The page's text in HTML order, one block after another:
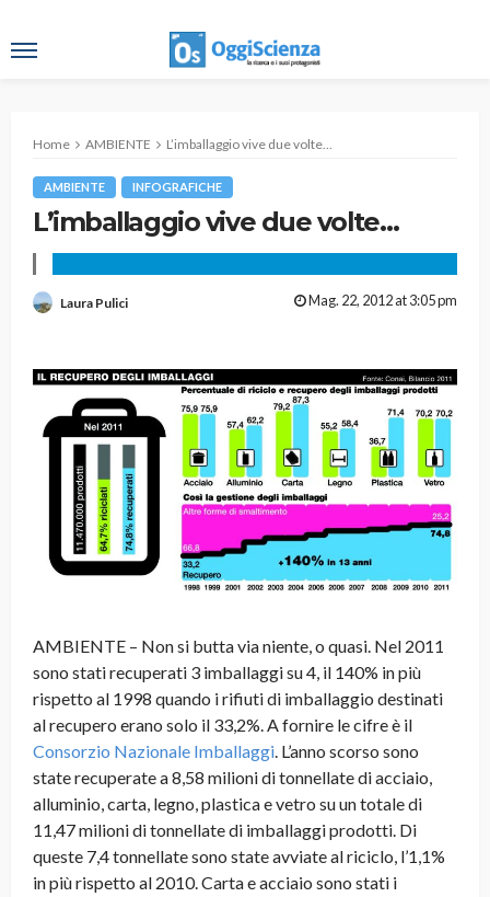
Home AMBIENTE L’imballaggio vive due volte…
AMBIENTE INFOGRAFICHE
L’imballaggio vive due volte…
Laura Pulici Mag. 22, 2012 at 3:05 pm
AMBIENTE – Non si butta via niente, o quasi. Nel 2011
sono stati recuperati 3 imballaggi su 4, il 140% in più
rispetto al 1998 quando i rifiuti di imballaggio destinati
al recupero erano solo il 33,2%. A fornire le cifre è il
Consorzio Nazionale Imballaggi. L’anno scorso sono
state recuperate a 8,58 milioni di tonnellate di acciaio,
alluminio, carta, legno, plastica e vetro su un totale di
11,47 milioni di tonnellate di imballaggi prodotti. Di
queste 7,4 tonnellate sono state avviate al riciclo, l’1,1%
in più rispetto al 2010. Carta e acciaio sono stati i